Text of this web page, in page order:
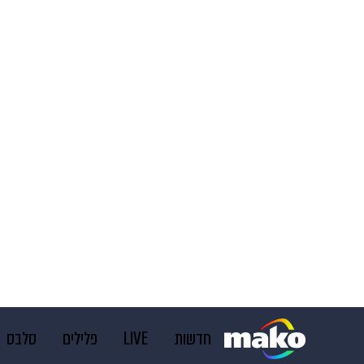
חדשות LIVE פלילים סלבס